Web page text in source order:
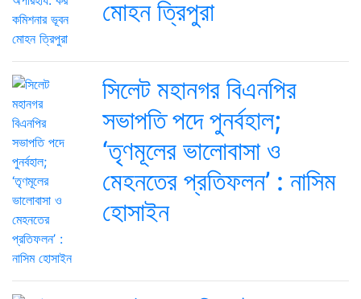
মোহন ত্রিপুরা
সিলেট মহানগর বিএনপির
সভাপতি পদে পুনর্বহাল;
‘তৃণমূলের ভালোবাসা ও
মেহনতের প্রতিফলন’ : নাসিম
হোসাইন